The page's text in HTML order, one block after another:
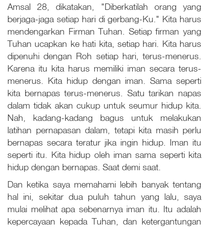
Amsal 28, dikatakan, "Diberkatilah orang yang
berjaga-jaga setiap hari di gerbang-Ku." Kita harus
mendengarkan Firman Tuhan. Setiap firman yang
Tuhan ucapkan ke hati kita, setiap hari. Kita harus
dipenuhi dengan Roh setiap hari, terus-menerus.
Karena itu kita harus memiliki iman secara terus-
menerus. Kita hidup dengan iman. Sama seperti
kita bernapas terus-menerus. Satu tarikan napas
dalam tidak akan cukup untuk seumur hidup kita.
Nah, kadang-kadang bagus untuk melakukan
latihan pernapasan dalam, tetapi kita masih perlu
bernapas secara teratur jika ingin hidup. Iman itu
seperti itu. Kita hidup oleh iman sama seperti kita
hidup dengan bernapas. Saat demi saat.
Dan ketika saya memahami lebih banyak tentang
hal ini, sekitar dua puluh tahun yang lalu, saya
mulai melihat apa sebenarnya iman itu. Itu adalah
kepercayaan kepada Tuhan, dan ketergantungan